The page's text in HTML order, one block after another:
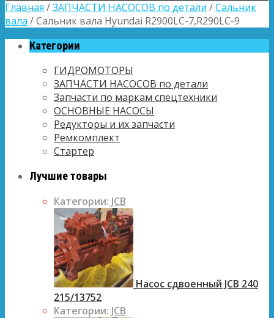
Главная /ЗАПЧАСТИ НАСОСОВ по детали /Сальник
вала / Сальник вала Hyundai R2900LC-7,R290LC-9
Категории
ГИДРОМОТОРЫ
ЗАПЧАСТИ НАСОСОВ по детали
Запчасти по маркам спецтехники
ОСНОВНЫЕ НАСОСЫ
Редукторы и их запчасти
Ремкомплект
Стартер
Лучшие товары
Категории: JCB
Насос сдвоенный JCB 240
215/13752
Категории: JCB